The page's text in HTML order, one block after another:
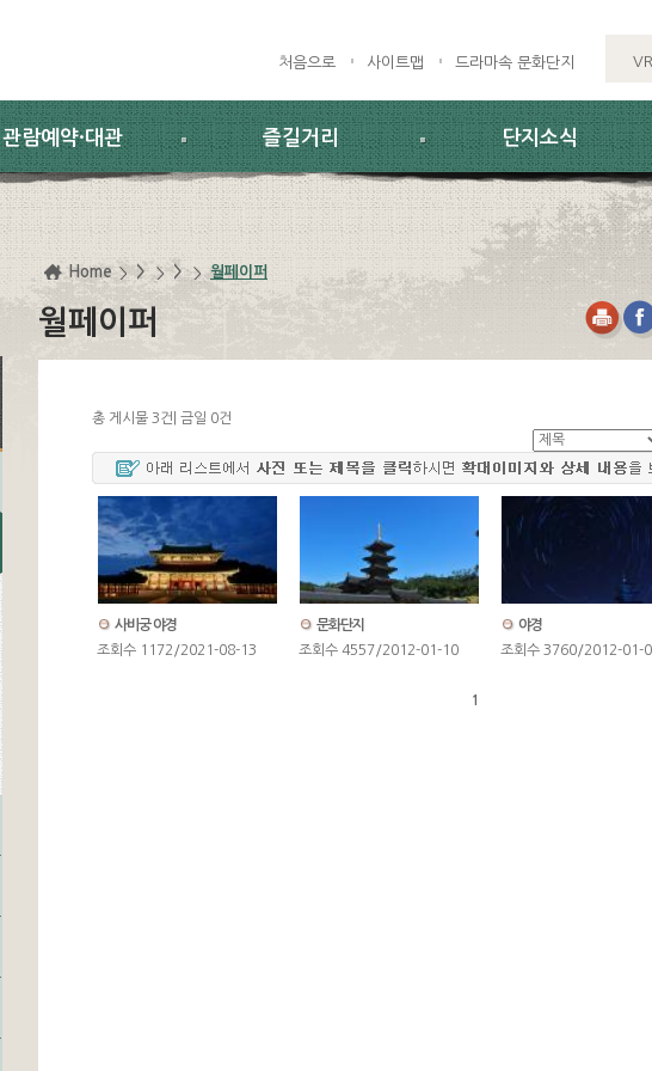
처음으로 사이트맵 드라마속 문화단지
관람예약·대관 즐길거리 단지소식
Home > > 월페이퍼
월페이퍼
총 게시물 3건| 금일 0건
사비궁 야경
조회수 1172/2021-08-13
문화단지
조회수 4557/2012-01-10
야경
조회수 3760/2012-01-
1